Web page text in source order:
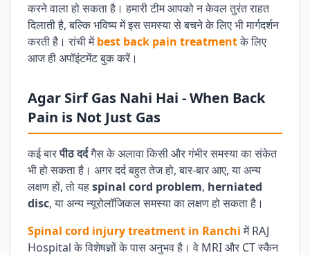
करने वाला हो सकता है। हमारी टीम आपको न केवल तुरंत राहत
दिलाती है, बल्कि भविष्य में इस समस्या से बचने के लिए भी मार्गदर्शन
करती है। रांची मेंbest back pain treatmentके लिए
आज ही अपॉइंटमेंट बुक करें।
Agar Sirf Gas Nahi Hai - When Back
Pain is Not Just Gas
कई बारपीठ दर्दगैस के अलावा किसी और गंभीर समस्या का संकेत
भी हो सकता है। अगर दर्द बहुत तेज हो, बार-बार आए, या अन्य
लक्षण हों, तो यहspinal cord problem, herniated
disc, या अन्य न्यूरोलॉजिकल समस्या का लक्षण हो सकता है।
Spinal cord injury treatment in Ranchiमें RAJ
Hospital के विशेषज्ञों के पास अनुभव है। वे MRI और CT स्कैन